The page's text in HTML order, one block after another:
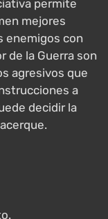
permite
mejores
enemigos con
de la Guerra son
agresivos que
a
decidir la